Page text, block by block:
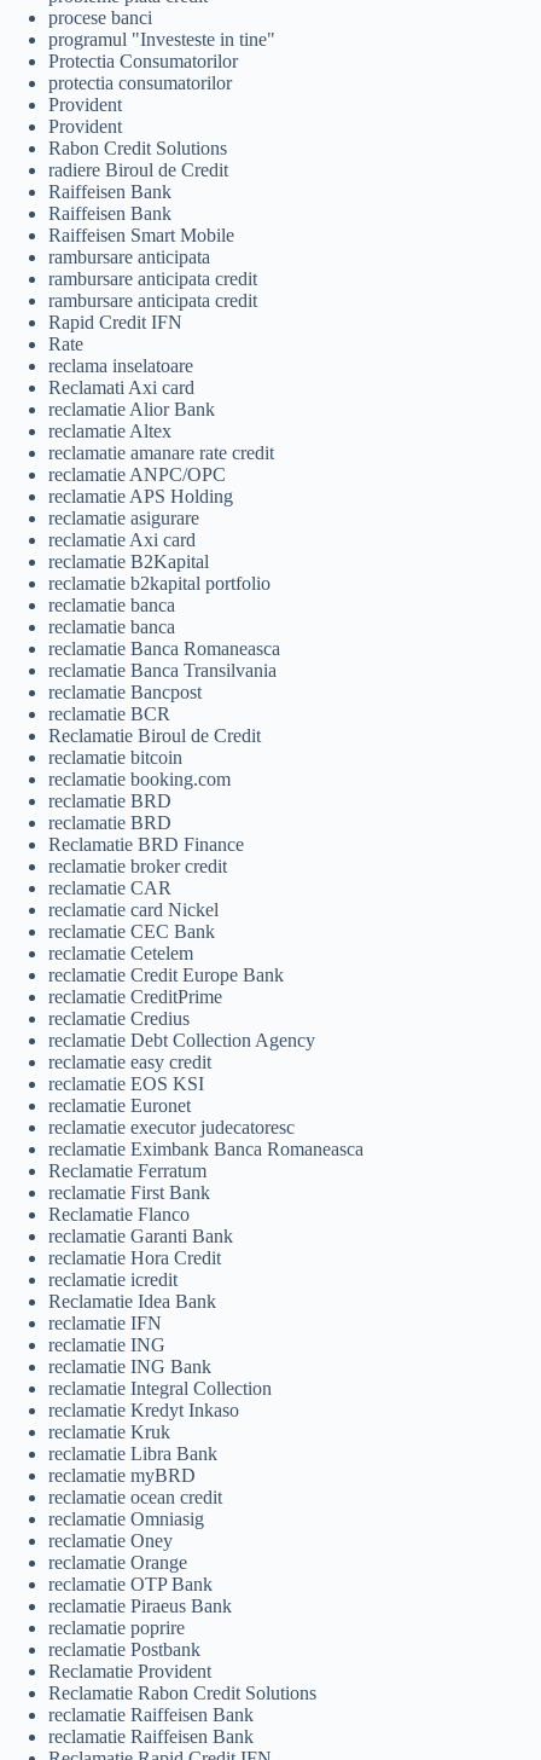
procese banci
programul "Investeste in tine"
Protectia Consumatorilor
protectia consumatorilor
Provident
Provident
Rabon Credit Solutions
radiere Biroul de Credit
Raiffeisen Bank
Raiffeisen Bank
Raiffeisen Smart Mobile
rambursare anticipata
rambursare anticipata credit
rambursare anticipata credit
Rapid Credit IFN
Rate
reclama inselatoare
Reclamati Axi card
reclamatie Alior Bank
reclamatie Altex
reclamatie amanare rate credit
reclamatie ANPC/OPC
reclamatie APS Holding
reclamatie asigurare
reclamatie Axi card
reclamatie B2Kapital
reclamatie b2kapital portfolio
reclamatie banca
reclamatie banca
reclamatie Banca Romaneasca
reclamatie Banca Transilvania
reclamatie Bancpost
reclamatie BCR
Reclamatie Biroul de Credit
reclamatie bitcoin
reclamatie booking.com
reclamatie BRD
reclamatie BRD
Reclamatie BRD Finance
reclamatie broker credit
reclamatie CAR
reclamatie card Nickel
reclamatie CEC Bank
reclamatie Cetelem
reclamatie Credit Europe Bank
reclamatie CreditPrime
reclamatie Credius
reclamatie Debt Collection Agency
reclamatie easy credit
reclamatie EOS KSI
reclamatie Euronet
reclamatie executor judecatoresc
reclamatie Eximbank Banca Romaneasca
Reclamatie Ferratum
reclamatie First Bank
Reclamatie Flanco
reclamatie Garanti Bank
reclamatie Hora Credit
reclamatie icredit
Reclamatie Idea Bank
reclamatie IFN
reclamatie ING
reclamatie ING Bank
reclamatie Integral Collection
reclamatie Kredyt Inkaso
reclamatie Kruk
reclamatie Libra Bank
reclamatie myBRD
reclamatie ocean credit
reclamatie Omniasig
reclamatie Oney
reclamatie Orange
reclamatie OTP Bank
reclamatie Piraeus Bank
reclamatie poprire
reclamatie Postbank
Reclamatie Provident
Reclamatie Rabon Credit Solutions
reclamatie Raiffeisen Bank
reclamatie Raiffeisen Bank